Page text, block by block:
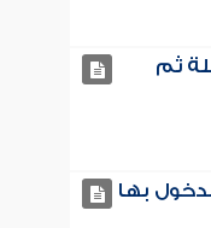
ثم
بها